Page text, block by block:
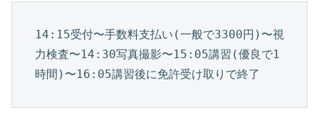
14:15受付〜手数料支払い(一般で3300円)〜視
力検査〜14:30写真撮影〜15:05講習(優良で1
時間)〜16:05講習後に免許受け取りで終了